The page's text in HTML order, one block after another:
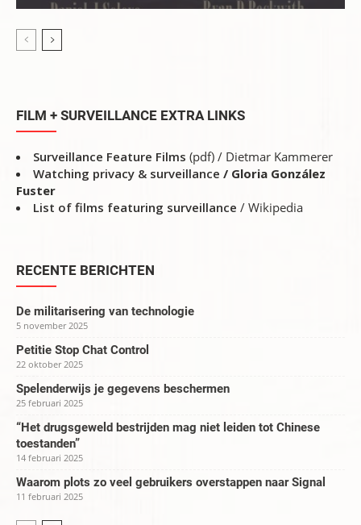
FILM + SURVEILLANCE EXTRA LINKS
Surveillance Feature Films (pdf) / Dietmar Kammerer
Watching privacy & surveillance / Gloria González
Fuster
List of films featuring surveillance / Wikipedia
RECENTE BERICHTEN
De militarisering van technologie
5 november 2025
Petitie Stop Chat Control
22 oktober 2025
Spelenderwijs je gegevens beschermen
25 februari 2025
“Het drugsgeweld bestrijden mag niet leiden tot Chinese
toestanden”
14 februari 2025
Waarom plots zo veel gebruikers overstappen naar Signal
11 februari 2025